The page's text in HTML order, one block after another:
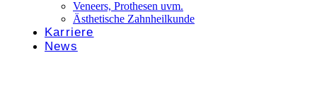
Veneers, Prothesen uvm.
Ästhetische Zahnheilkunde
Karriere
News